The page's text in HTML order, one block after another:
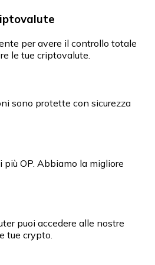
per avere il controllo totale
le tue criptovalute.
sono protette con sicurezza
più OP. Abbiamo la migliore
puoi accedere alle nostre
tue crypto.